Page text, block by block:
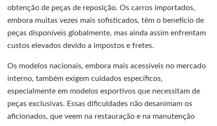
obtenção de peças de reposição. Os carros importados,
embora muitas vezes mais sofisticados, têm o benefício de
peças disponíveis globalmente, mas ainda assim enfrentam
custos elevados devido a impostos e fretes.
Os modelos nacionais, embora mais acessíveis no mercado
interno, também exigem cuidados específicos,
especialmente em modelos esportivos que necessitam de
peças exclusivas. Essas dificuldades não desanimam os
aficionados, que veem na restauração e na manutenção